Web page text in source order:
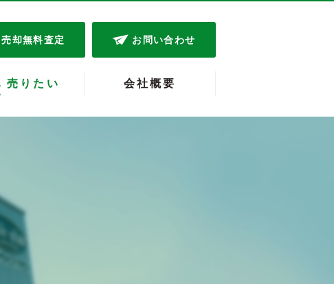
売却無料査定 お問い合わせ
売りたい 会社概要